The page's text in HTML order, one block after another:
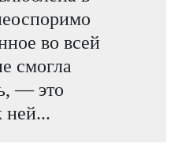
во всей
смогла
— это
ней...